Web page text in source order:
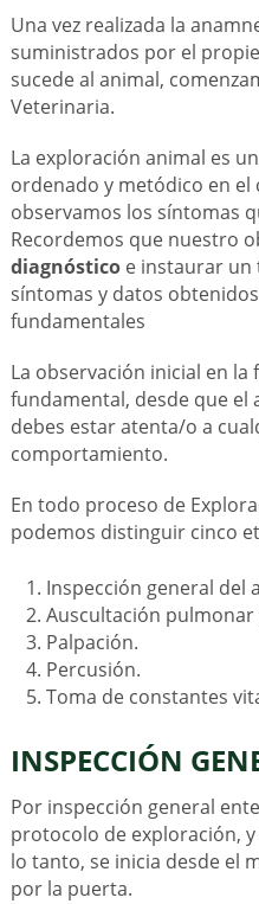
Una vez realizada la
suministrados por el
sucede al animal,
Veterinaria.
La exploración animal es
ordenado y metódico en el
observamos los síntomas
Recordemos que nuestro
diagnósticoe instaurar un
síntomas y datos
fundamentales
La observación inicial en la
fundamental, desde que el
debes estar atenta/o a
comportamiento.
En todo proceso de
podemos distinguir cinco
Inspección general del
Auscultación pulmonar
Palpación.
Percusión.
Toma de constantes
INSPECCIÓN
Por inspección general
protocolo de exploración,
lo tanto, se inicia desde el
por la puerta.